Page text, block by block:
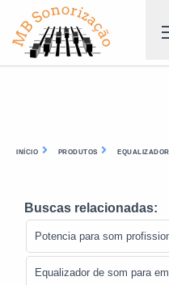
INÍCIO PRODUTOS
Buscas relacionadas:
Potencia para som
Equalizador de som para